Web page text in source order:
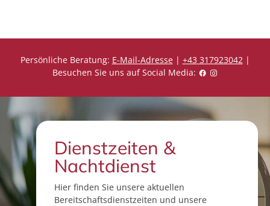
Persönliche Beratung: E-Mail-Adresse| +43 317923042|
Besuchen Sie uns auf Social Media:
Dienstzeiten &
Nachtdienst
Hier finden Sie unsere aktuellen
Bereitschaftsdienstzeiten und unsere